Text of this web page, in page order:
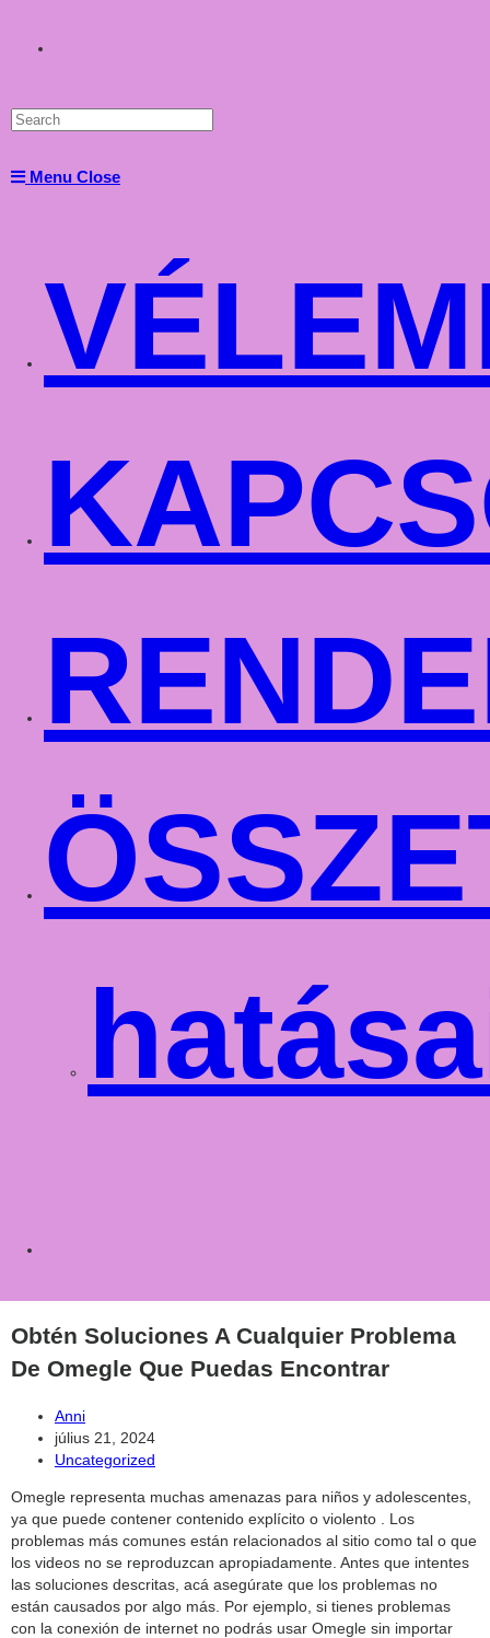
website
Menu Close
search
Obtén Soluciones A Cualquier Problema
De Omegle Que Puedas Encontrar
Post
author:
Anni
Post
published:
július 21, 2024
Post
Uncategorized
Omegle representa muchas amenazas para niños y adolescentes,
ya que puede contener contenido explícito o violento . Los
problemas más comunes están relacionados al sitio como tal o que
los videos no se reproduzcan apropiadamente. Antes que intentes
las soluciones descritas, acá asegúrate que los problemas no
están causados por algo más. Por ejemplo, si tienes problemas
con la conexión de internet no podrás usar Omegle sin importar